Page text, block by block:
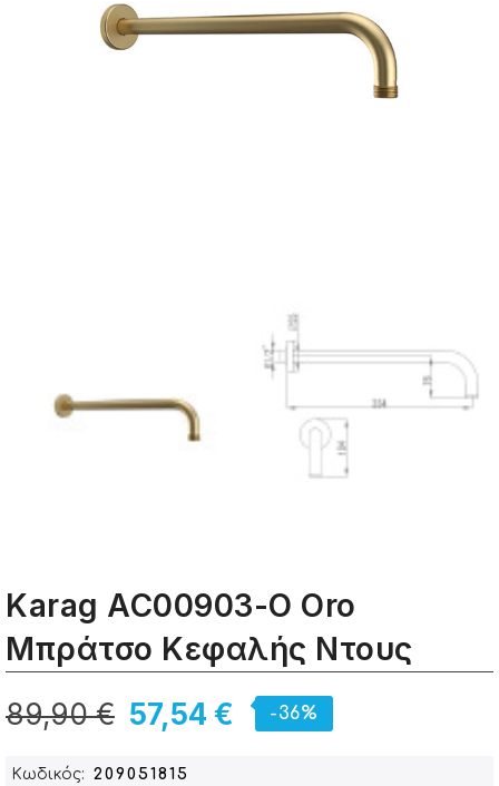
Karag AC00903-O Oro
Μπράτσο Κεφαλής Ντους
57,54 €
89,90 € -36%
Κωδικός
209051815